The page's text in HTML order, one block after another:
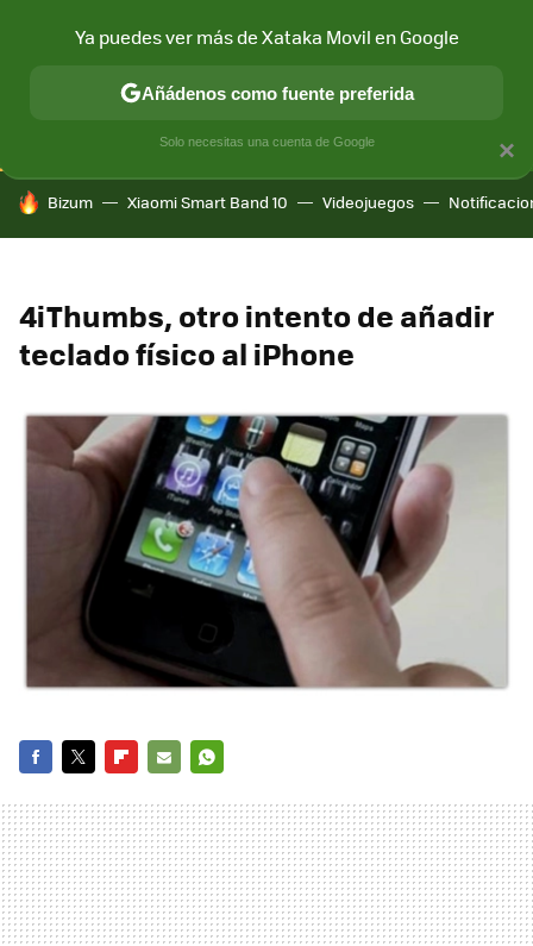
CONECTIVIDAD MÓVIL Y SOCIEDAD APLICACIONES
HOY SE HABLA DE
Bizum Xiaomi Smart Band 10 Videojuegos
4iThumbs, otro intento de añadir
teclado físico al iPhone
MAIL
×
Ya puedes ver más de Xataka Movil en Google
Añádenos como fuente preferida
Solo necesitas una cuenta de Google